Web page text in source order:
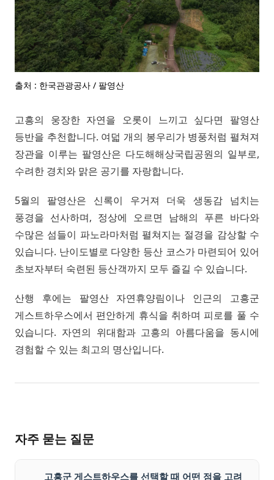
출처 : 한국관광공사 / 팔영산
고흥의 웅장한 자연을 오롯이 느끼고 싶다면 팔영산
등반을 추천합니다. 여덟 개의 봉우리가 병풍처럼 펼쳐져
장관을 이루는 팔영산은 다도해해상국립공원의 일부로,
수려한 경치와 맑은 공기를 자랑합니다.
5월의 팔영산은 신록이 우거져 더욱 생동감 넘치는
풍경을 선사하며, 정상에 오르면 남해의 푸른 바다와
수많은 섬들이 파노라마처럼 펼쳐지는 절경을 감상할 수
있습니다. 난이도별로 다양한 등산 코스가 마련되어 있어
초보자부터 숙련된 등산객까지 모두 즐길 수 있습니다.
산행 후에는 팔영산 자연휴양림이나 인근의 고흥군
게스트하우스에서 편안하게 휴식을 취하며 피로를 풀 수
있습니다. 자연의 위대함과 고흥의 아름다움을 동시에
경험할 수 있는 최고의 명산입니다.
자주 묻는 질문
고흥군 게스트하우스를 선택할 때 어떤 점을 고려